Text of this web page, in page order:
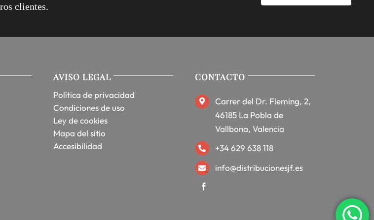
clientes.
AVISO LEGAL
Política de privacidad
Condiciones de uso
Ley de cookies
Mapa del sitio
Accesibilidad
CONTACTO
Carrer del Dr. Fleming, 2,
46185 La Pobla de
Vallbona, Valencia
+34 629 638 118
info@distribucionesjf.es